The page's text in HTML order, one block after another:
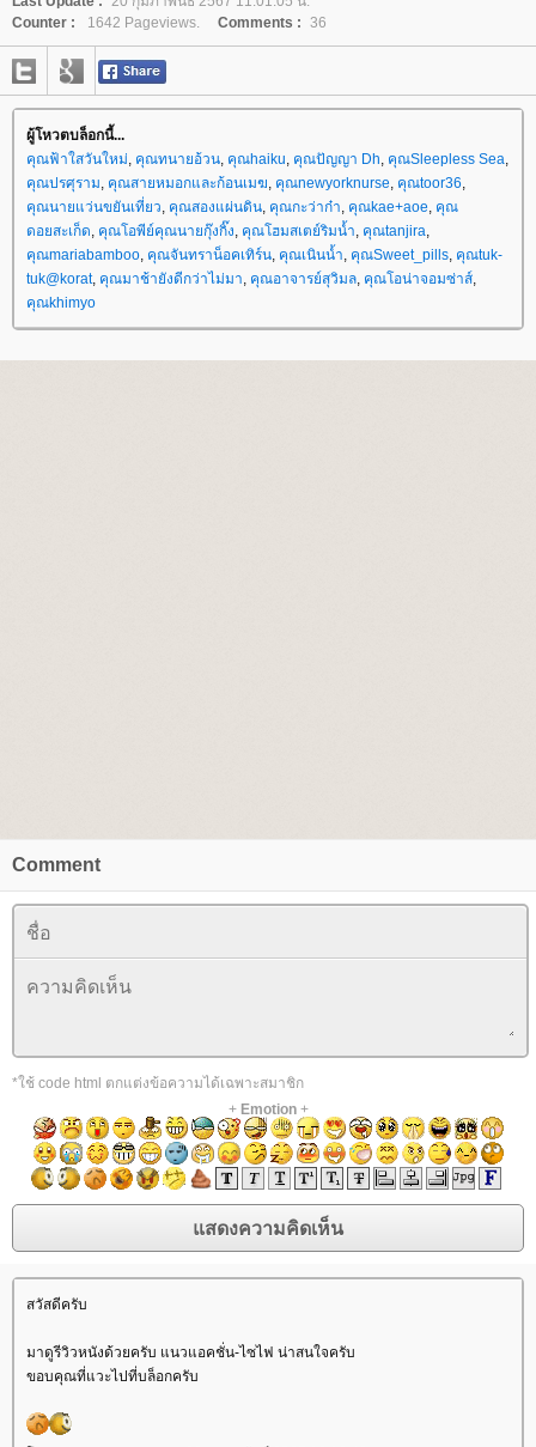
Counter :
1642 Pageviews. Comments : 36
ผู้โหวตบล็อกนี้...
คุณฟ้าใสวันใหม่, คุณทนายอ้วน, คุณhaiku, คุณปัญญา Dh, คุณSleepless Sea,
คุณปรศุราม, คุณสายหมอกและก้อนเมฆ, คุณnewyorknurse, คุณtoor36,
คุณนายแว่นขยันเที่ยว, คุณสองแผ่นดิน, คุณกะว่าก๋า, คุณkae+aoe, คุณ
ดอยสะเก็ด, คุณโอพีย์คุณนายกุ๊งกิ๊ง, คุณโฮมสเตย์ริมน้ำ, คุณtanjira,
คุณmariabamboo, คุณจันทราน็อคเทิร์น, คุณเนินน้ำ, คุณSweet_pills, คุณtuk-
tuk@korat, คุณมาช้ายังดีกว่าไม่มา, คุณอาจารย์สุวิมล, คุณโอน่าจอมซ่าส์,
คุณkhimyo
Comment
*ใช้ code html ตกแต่งข้อความได้เฉพาะสมาชิก
+ Emotion+
สวัสดีครับ
มาดูรีวิวหนังด้วยครับ แนวแอคชั่น-ไซไฟ น่าสนใจครับ
ขอบคุณที่แวะไปที่บล็อกครับ